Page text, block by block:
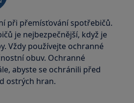
při přemísťování spotřebičů.
je nejbezpečnější, když je
Vždy používejte ochranné
obuv. Ochranné
abyste se ochránili před
ostrých hran.